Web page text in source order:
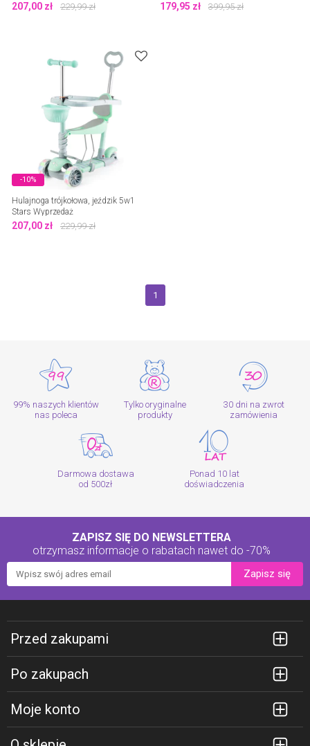
207,00 zł 229,99zł 179,95 zł 399,95zł
-10%
Hulajnoga trójkołowa, jeździk 5w1
Stars Wyprzedaż
207,00 zł 229,99zł
1
99% naszych klientów
nas poleca
Tylko oryginalne
produkty
30 dni na zwrot
zamówienia
Darmowa dostawa
od 500zł
Ponad 10 lat
doświadczenia
ZAPISZ SIĘ DO NEWSLETTERA
otrzymasz informacje o rabatach nawet do -70%
Zapisz się
Przed zakupami
Po zakupach
Moje konto